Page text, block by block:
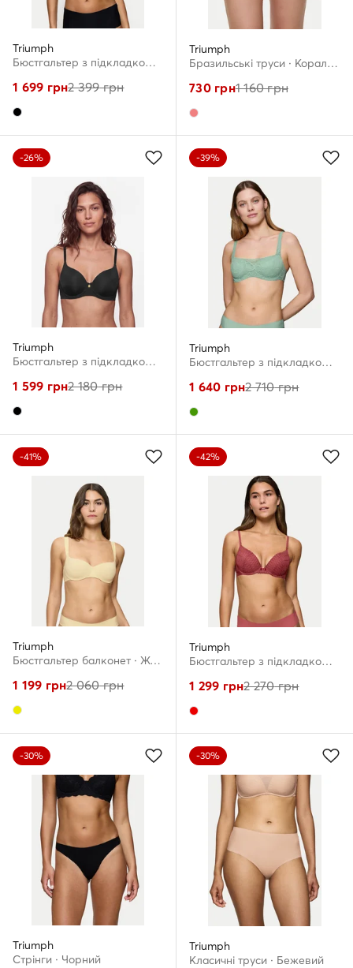
Triumph
Бюстгальтер з підкладкою · Чорний
1 699 грн2 399грн
Triumph
Бразильські труси · Кораловий
730грн1 160грн
-26%
Triumph
Бюстгальтер з підкладкою · Чорний
1 599 грн2 180грн
-39%
Triumph
Бюстгальтер з підкладкою · Зелений
1 640 грн2 710грн
-41%
Triumph
Бюстгальтер балконет · Жовтий
1 199 грн2 060грн
-42%
Triumph
Бюстгальтер з підкладкою · Червоний
1 299 грн2 270грн
-30%
Triumph
Стрінги · Чорний
-30%
Triumph
Класичні труси · Бежевий